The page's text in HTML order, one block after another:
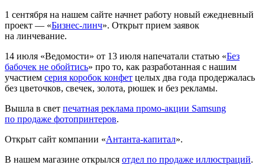
1 сентября на нашем сайте начнет работу новый ежедневный
проект — «Бизнес-линч». Открыт прием заявок
на линчевание.
14 июля «Ведомости» от 13 июля напечатали статью «Без
бабочек не обойтись» про то, как разработанная с нашим
участием серия коробок конфет целых два года продержалась
без цветочков, свечек, золота, рюшек и без рекламы.
Вышла в свет печатная реклама промо-акции Samsung
по продаже фотопринтеров.
Открыт сайт компании «Антанта-капитал».
В нашем магазине открылся отдел по продаже иллюстраций.